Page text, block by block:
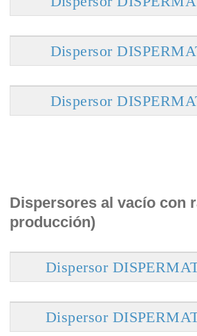
Dispersor
Dispersor
Dispersores al vacío con
producción)
Dispersor
Dispersor